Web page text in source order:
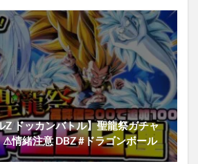
Z ドッカンバトル】聖龍祭ガチャ
⚠情緒注意 DBZ #ドラゴンボール